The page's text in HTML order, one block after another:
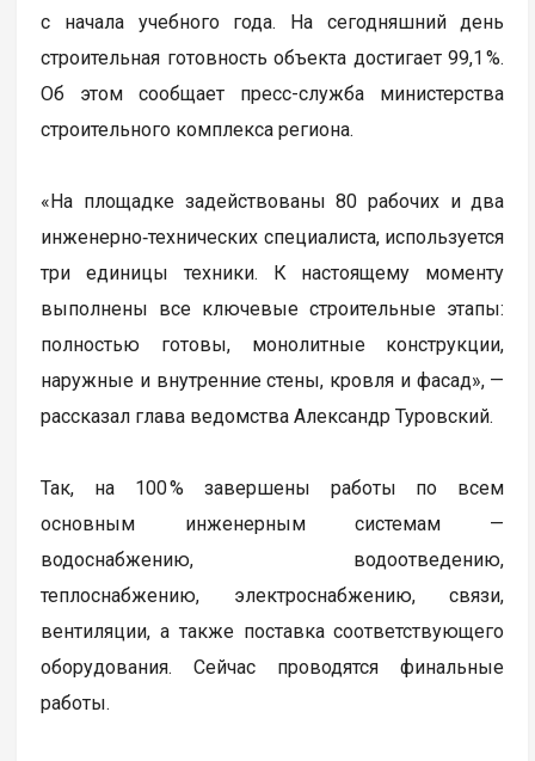
с начала учебного года. На сегодняшний день
строительная готовность объекта достигает 99,1 %.
Об этом сообщает пресс-служба министерства
строительного комплекса региона.
«На площадке задействованы 80 рабочих и два
инженерно‑технических специалиста, используется
три единицы техники. К настоящему моменту
выполнены все ключевые строительные этапы:
полностью готовы, монолитные конструкции,
наружные и внутренние стены, кровля и фасад», —
рассказал глава ведомства Александр Туровский.
Так, на 100 % завершены работы по всем
основным инженерным системам —
водоснабжению, водоотведению,
теплоснабжению, электроснабжению, связи,
вентиляции, а также поставка соответствующего
оборудования. Сейчас проводятся финальные
работы.